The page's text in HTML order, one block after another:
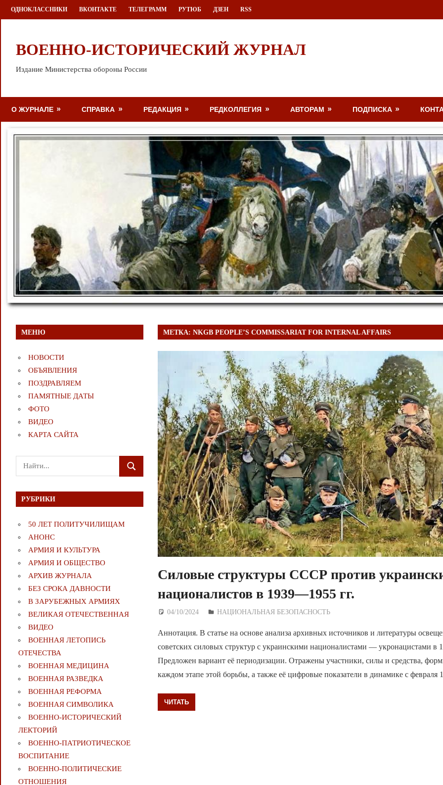
Перейти
к
ОДНОКЛАССНИКИ ВКОНТАКТЕ ТЕЛЕГРАММ РУТЮБ ДЗЕН RSS
ВОЕННО-ИСТОРИЧЕСКИЙ ЖУРНАЛ
Издание Министерства обороны России
О ЖУРНАЛЕ СПРАВКА РЕДАКЦИЯ РЕДКОЛЛЕГИЯ АВТОРАМ ПОДПИСКА
МЕТКА:NKGB PEOPLE’S COMMISSARIAT FOR INTERNAL AFFAIRS
Силовые структуры СССР против
националистов в 1939—1955 гг.
04/10/2024 Дежурный по Редакции
НАЦИОНАЛЬНАЯ БЕЗОПАСНОСТЬ
Аннотация. В статье на основе анализа архивных источников и литературы
советских силовых структур с украинскими националистами — укронацистами в
Предложен вариант её периодизации. Отражены участники, силы и средства,
каждом этапе этой борьбы, а также её цифровые показатели в динамике с февраля
ЧИТАТЬ
МЕНЮ
НОВОСТИ
ОБЪЯВЛЕНИЯ
ПОЗДРАВЛЯЕМ
ПАМЯТНЫЕ ДАТЫ
ФОТО
ВИДЕО
КАРТА САЙТА
Поиск
для:
ПОИСК
РУБРИКИ
50 ЛЕТ ПОЛИТУЧИЛИЩАМ
АНОНС
АРМИЯ И КУЛЬТУРА
АРМИЯ И ОБЩЕСТВО
АРХИВ ЖУРНАЛА
БЕЗ СРОКА ДАВНОСТИ
В ЗАРУБЕЖНЫХ АРМИЯХ
ВЕЛИКАЯ ОТЕЧЕСТВЕННАЯ
ВИДЕО
ВОЕННАЯ ЛЕТОПИСЬ
ОТЕЧЕСТВА
ВОЕННАЯ МЕДИЦИНА
ВОЕННАЯ РАЗВЕДКА
ВОЕННАЯ РЕФОРМА
ВОЕННАЯ СИМВОЛИКА
ВОЕННО-ИСТОРИЧЕСКИЙ
ЛЕКТОРИЙ
ВОЕННО-ПАТРИОТИЧЕСКОЕ
ВОСПИТАНИЕ
ВОЕННО-ПОЛИТИЧЕСКИE
ОТНОШЕНИЯ